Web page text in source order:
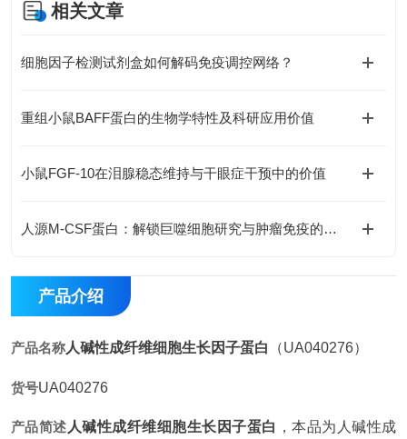
相关文章
细胞因子检测试剂盒如何解码免疫调控网络？
重组小鼠BAFF蛋白的生物学特性及科研应用价值
小鼠FGF-10在泪腺稳态维持与干眼症干预中的价值
人源M-CSF蛋白：解锁巨噬细胞研究与肿瘤免疫的科研密钥
产品介绍
产品名称人碱性成纤维细胞生长因子蛋白 （UA040276）
货号UA040276
产品简述人碱性成纤维细胞生长因子蛋白 ，本品为人碱性成